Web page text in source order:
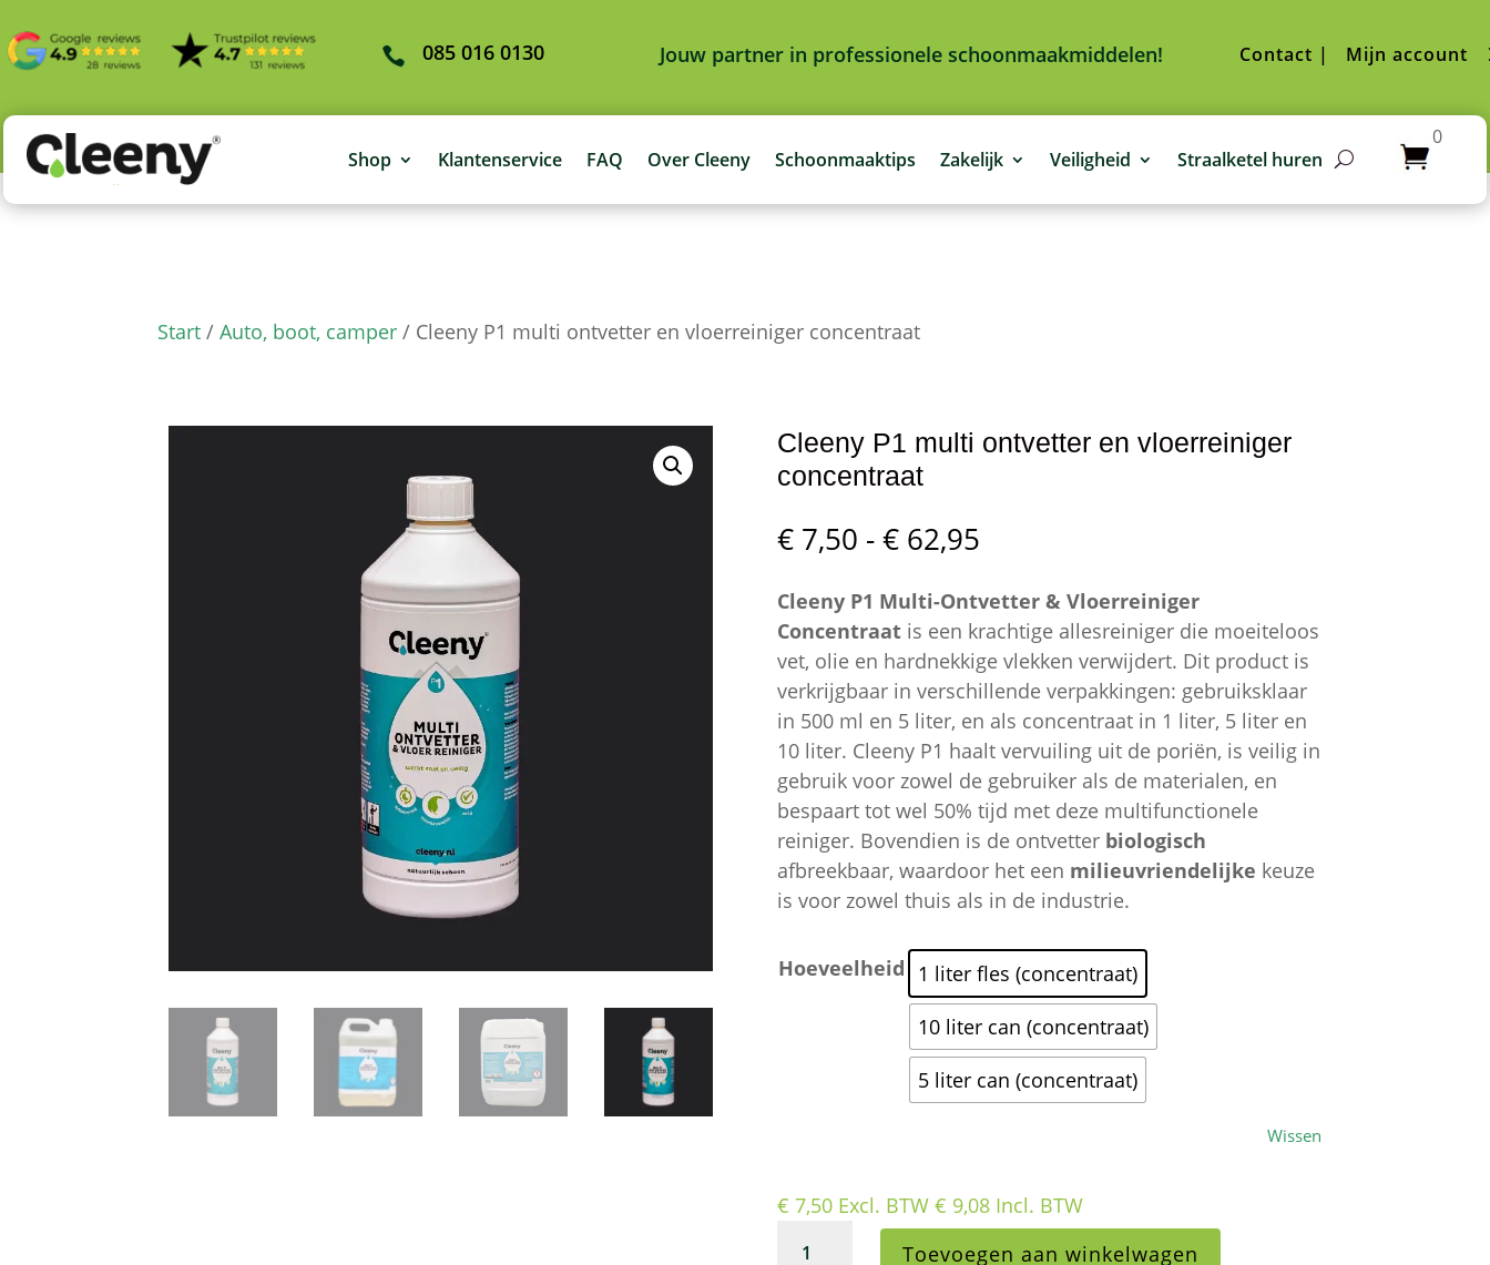
085 016 0130 Jouw partner in professionele schoonmaakmiddelen! Contact | Mijn account
Shop Klantenservice FAQ Over Cleeny Schoonmaaktips Zakelijk Veiligheid Straalketel huren
0
Start / Auto, boot, camper / Cleeny P1 multi ontvetter en vloerreiniger concentraat
Cleeny P1 multi ontvetter en vloerreiniger
concentraat
€7,50 - €62,95Prijsklasse:
tot
€ 62,95
Cleeny P1 Multi-Ontvetter & Vloerreiniger
Concentraatis een krachtige allesreiniger die moeiteloos
vet, olie en hardnekkige vlekken verwijdert. Dit product is
verkrijgbaar in verschillende verpakkingen: gebruiksklaar
in 500 ml en 5 liter, en als concentraat in 1 liter, 5 liter en
10 liter. Cleeny P1 haalt vervuiling uit de poriën, is veilig in
gebruik voor zowel de gebruiker als de materialen, en
bespaart tot wel 50% tijd met deze multifunctionele
reiniger. Bovendien is de ontvetter biologisch
afbreekbaar, waardoor het een milieuvriendelijke keuze
is voor zowel thuis als in de industrie.
Hoeveelheid
1 liter fles (concentraat)
10 liter can (concentraat)
5 liter can (concentraat)
Wissen
€ 7,50 Excl. BTW € 9,08Incl. BTW
Toevoegen aan winkelwagen